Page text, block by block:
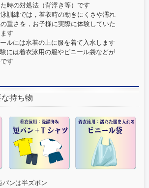
た時の対処法（背浮き等）です
訓練では，着衣時の動きにくさや濡れ
重さを，お子様に実際に体験していた
す
ルには水着の上に服を着て入水します
には着衣泳用の服やビニール袋などが
す
持ち物
パンは半ズボン